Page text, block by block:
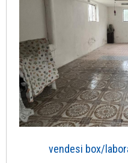
vendesi box/